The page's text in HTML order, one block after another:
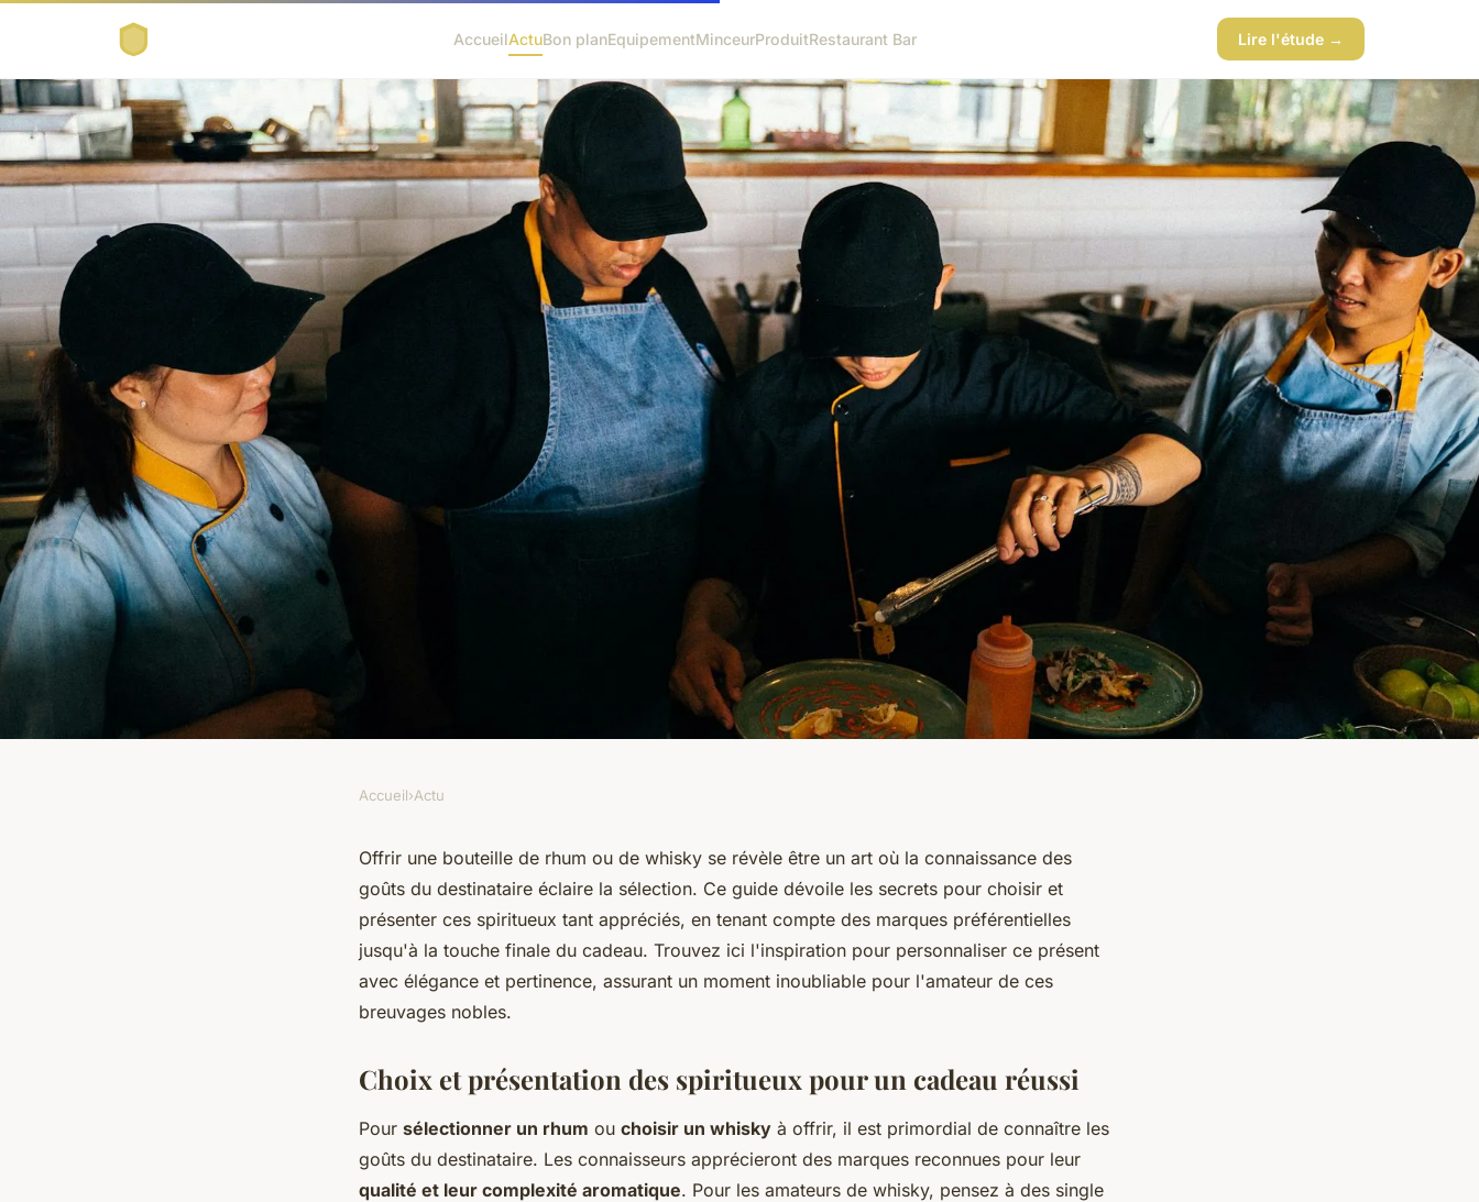
AccueilActuBon planEquipementMinceurProduitRestaurant Bar Lire l'étude →
Guide ultime pour offrir rhum et
2 min de lecture
Accueil›Actu
Offrir une bouteille de rhum ou de whisky se révèle être un art où la connaissance des
goûts du destinataire éclaire la sélection. Ce guide dévoile les secrets pour choisir et
présenter ces spiritueux tant appréciés, en tenant compte des marques préférentielles
jusqu'à la touche finale du cadeau. Trouvez ici l'inspiration pour personnaliser ce présent
avec élégance et pertinence, assurant un moment inoubliable pour l'amateur de ces
breuvages nobles.
Choix et présentation des spiritueux pour un cadeau réussi
Pour sélectionner un rhum ou choisir un whisky à offrir, il est primordial de connaître les
goûts du destinataire. Les connaisseurs apprécieront des marques reconnues pour leur
qualité et leur complexité aromatique. Pour les amateurs de whisky, pensez à des single